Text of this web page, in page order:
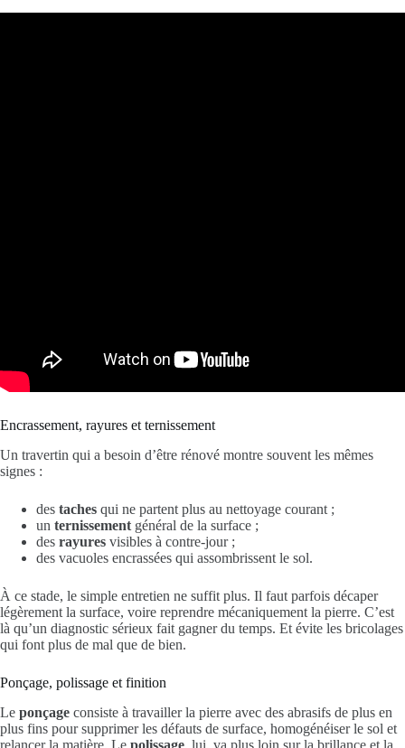
Encrassement, rayures et ternissement
Un travertin qui a besoin d’être rénové montre souvent les mêmes
signes :
des taches qui ne partent plus au nettoyage courant ;
un ternissement général de la surface ;
des rayures visibles à contre-jour ;
des vacuoles encrassées qui assombrissent le sol.
À ce stade, le simple entretien ne suffit plus. Il faut parfois décaper
légèrement la surface, voire reprendre mécaniquement la pierre. C’est
là qu’un diagnostic sérieux fait gagner du temps. Et évite les bricolages
qui font plus de mal que de bien.
Ponçage, polissage et finition
Le ponçage consiste à travailler la pierre avec des abrasifs de plus en
plus fins pour supprimer les défauts de surface, homogénéiser le sol et
relancer la matière. Le polissage, lui, va plus loin sur la brillance et la